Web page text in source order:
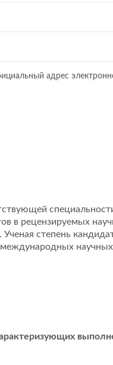
адрес
в рецензируемых
степень
международных научных